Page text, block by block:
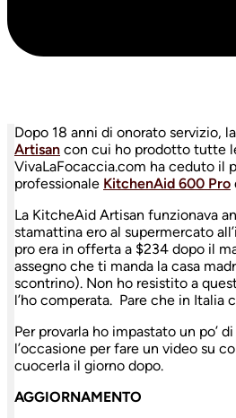
Dopo 18 anni di onorato servizio,
Artisan con cui ho prodotto tutte
VivaLaFocaccia.com ha ceduto il
professionale KitchenAid 600 Pro
La KitcheAid Artisan funzionava
stamattina ero al supermercato
pro era in offerta a $234 dopo il
assegno che ti manda la casa
scontrino). Non ho resistito a
l’ho comperata. Pare che in Italia
Per provarla ho impastato un po’
l’occasione per fare un video su
cuocerla il giorno dopo.
AGGIORNAMENTO